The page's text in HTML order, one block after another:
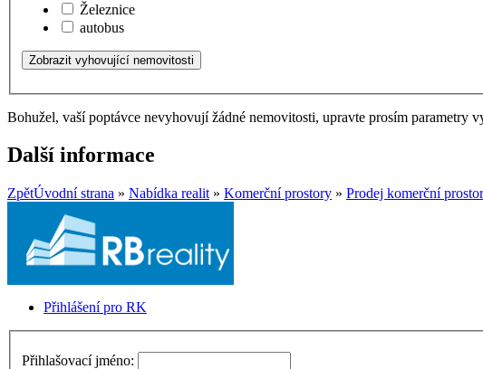
Železnice
autobus
Bohužel, vaší poptávce nevyhovují žádné nemovitosti, upravte prosím parametry
Další informace
ZpětÚvodní strana » Nabídka realit » Komerční prostory » Prodej komerční
Přihlášení pro RK
Přihlašovací jméno: